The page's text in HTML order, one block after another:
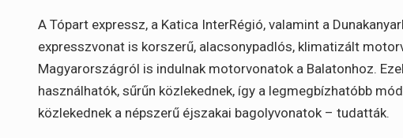
A Tópart expressz, a Katica InterRégió, valamint a
expresszvonat is korszerű, alacsonypadlós, klimatizált
Magyarországról is indulnak motorvonatok a Balatonhoz.
használhatók, sűrűn közlekednek, így a legmegbízhatóbb
közlekednek a népszerű éjszakai bagolyvonatok – tudatták.